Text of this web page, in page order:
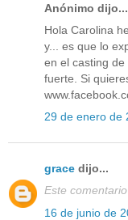
Anónimo dijo...
Hola Carolina
y... es que lo
en el casting de
fuerte. Si
29 de enero de
grace dijo...
Este
16 de junio de